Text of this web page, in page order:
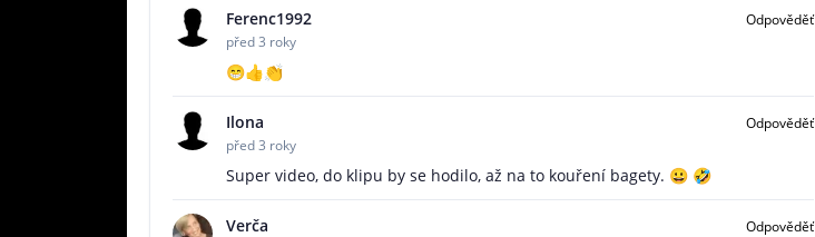
Ferenc1992
Odpověděť
před 3 roky
😁👍👏
Ilona
Odpověděť
před 3 roky
Super video, do klipu by se hodilo, až na to kouření bagety. 😀 🤣
Verča
Odpověděť